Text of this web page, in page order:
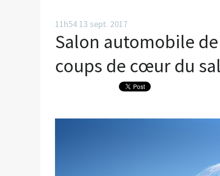
11h54 13 sept. 2017
Salon automobile
coups de cœur du